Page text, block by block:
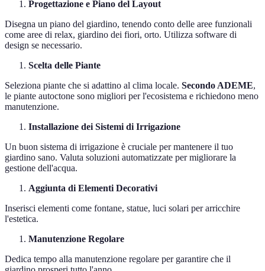
Progettazione e Piano del Layout
Disegna un piano del giardino, tenendo conto delle aree funzionali
come aree di relax, giardino dei fiori, orto. Utilizza software di
design se necessario.
Scelta delle Piante
Seleziona piante che si adattino al clima locale. Secondo ADEME,
le piante autoctone sono migliori per l'ecosistema e richiedono meno
manutenzione.
Installazione dei Sistemi di Irrigazione
Un buon sistema di irrigazione è cruciale per mantenere il tuo
giardino sano. Valuta soluzioni automatizzate per migliorare la
gestione dell'acqua.
Aggiunta di Elementi Decorativi
Inserisci elementi come fontane, statue, luci solari per arricchire
l'estetica.
Manutenzione Regolare
Dedica tempo alla manutenzione regolare per garantire che il